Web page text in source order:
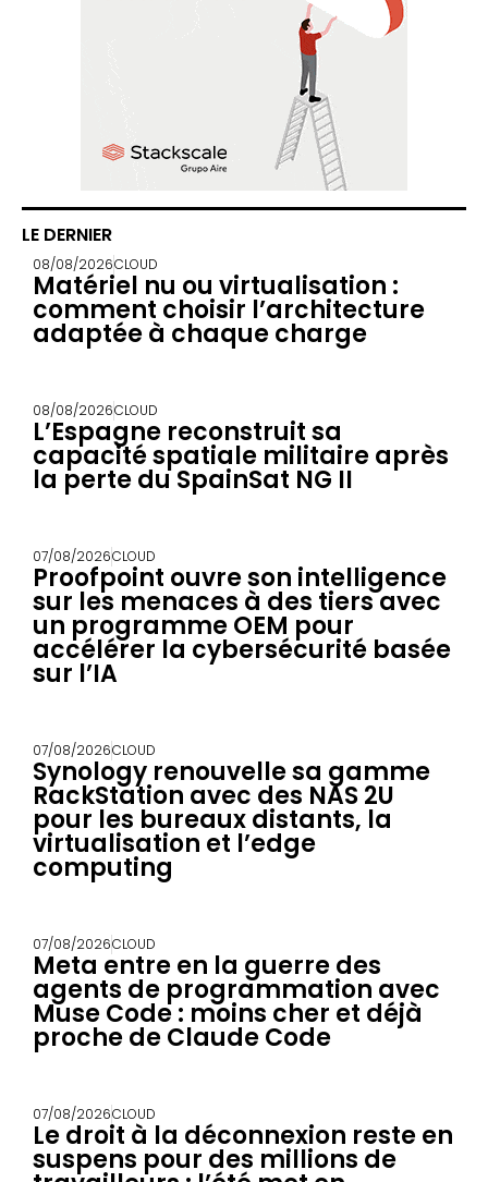
LE DERNIER
08/08/2026CLOUD
Matériel nu ou virtualisation :
comment choisir l’architecture
adaptée à chaque charge
08/08/2026CLOUD
L’Espagne reconstruit sa
capacité spatiale militaire après
la perte du SpainSat NG II
07/08/2026CLOUD
Proofpoint ouvre son intelligence
sur les menaces à des tiers avec
un programme OEM pour
accélérer la cybersécurité basée
sur l’IA
07/08/2026CLOUD
Synology renouvelle sa gamme
RackStation avec des NAS 2U
pour les bureaux distants, la
virtualisation et l’edge
computing
07/08/2026CLOUD
Meta entre en la guerre des
agents de programmation avec
Muse Code : moins cher et déjà
proche de Claude Code
07/08/2026CLOUD
Le droit à la déconnexion reste en
suspens pour des millions de